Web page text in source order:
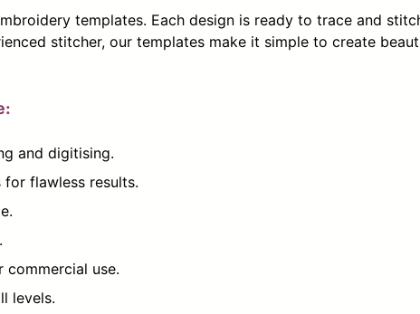
templates. Each design is ready to trace and
stitcher, our templates make it simple to create
and digitising.
flawless results.
commercial use.
levels.